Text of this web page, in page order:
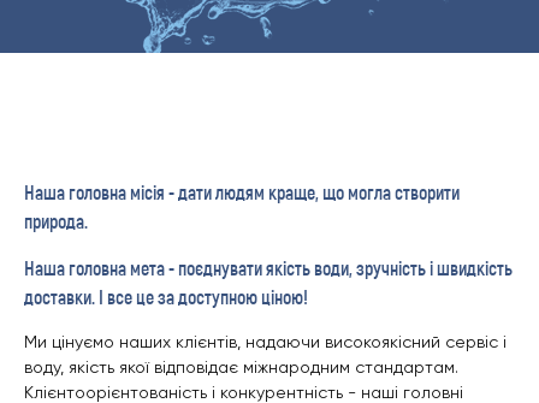
Наша головна місія - дати людям краще, що могла створити
природа.
Наша головна мета - поєднувати якість води, зручність і швидкість
доставки. І все це за доступною ціною!
Ми цінуємо наших клієнтів, надаючи високоякісний сервіс і
воду, якість якої відповідає міжнародним стандартам.
Клієнтоорієнтованість і конкурентність - наші головні